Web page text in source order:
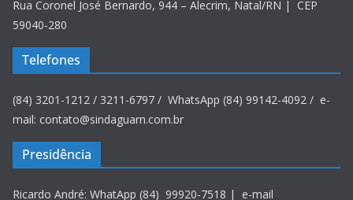
Rua Coronel José Bernardo, 944 – Alecrim, Natal/RN | CEP
59040-280
Telefones
(84) 3201-1212 / 3211-6797 / WhatsApp (84) 99142-4092 / e-
mail: contato@sindaguarn.com.br
Presidência
Ricardo André: WhatApp (84) 99920-7518 | e-mail